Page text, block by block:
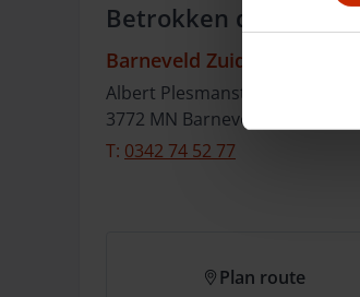
Betrokken dealer:
Barneveld Zuid
Albert Plesmanstraat
3772 MN Barneveld
T: 0342 74 52 77
Plan route